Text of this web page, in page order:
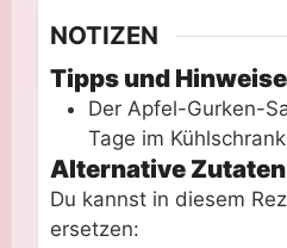
NOTIZEN
Tipps und Hinweise
Der Apfel-Gurken-
Tage im
Alternative Zutaten
Du kannst in diesem
ersetzen: